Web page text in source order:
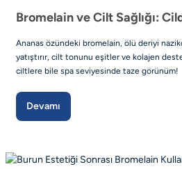
Bromelain ve Cilt Sağlığı:
Ananas özündeki bromelain, ölü deriyi
yatıştırır, cilt tonunu eşitler ve kolajen
ciltlere bile spa seviyesinde taze görünüm!
Devamı